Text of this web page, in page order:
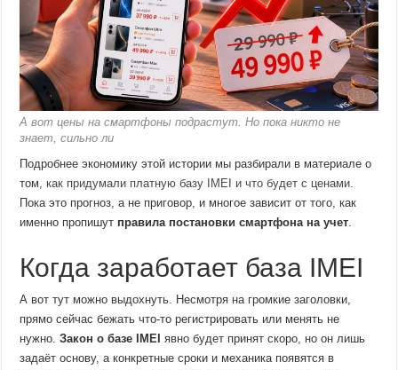
А вот цены на смартфоны подрастут. Но пока никто не
знает, сильно ли
Подробнее экономику этой истории мы разбирали в материале о
том,как придумали платную базу IMEI и что будет с ценами.
Пока это прогноз, а не приговор, и многое зависит от того, как
именно пропишут правила постановки смартфона на учет.
Когда заработает база IMEI
А вот тут можно выдохнуть. Несмотря на громкие заголовки,
прямо сейчас бежать что-то регистрировать или менять не
нужно.Закон о базе IMEI явно будет принят скоро, но он лишь
задаёт основу, а конкретные сроки и механика появятся в